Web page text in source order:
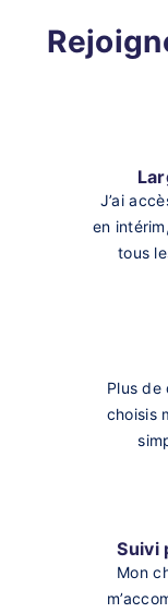
J’ai
en
tous
Plus de
choisis
Suivi
Mon